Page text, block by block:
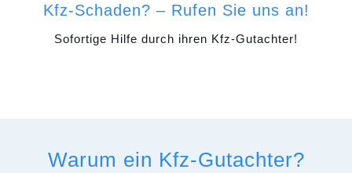
Kfz-Schaden? – Rufen Sie uns an!
Sofortige Hilfe durch ihren Kfz-Gutachter!
Warum ein Kfz-Gutachter?